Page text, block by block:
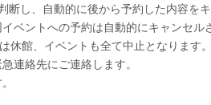
し、自動的に後から予約した内容を
ベントへの予約は自動的にキャンセル
休館、イベントも全て中止となります
連絡先にご連絡します。